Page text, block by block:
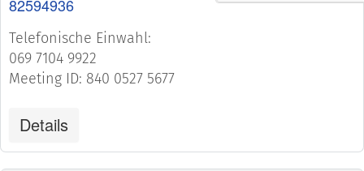
82594936
Telefonische Einwahl:
069 7104 9922
Meeting ID: 840 0527 5677
Details